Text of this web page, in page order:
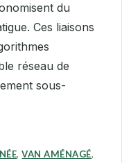
du
Ces liaisons
réseau de
sous-
,VAN AMÉNAGÉ,